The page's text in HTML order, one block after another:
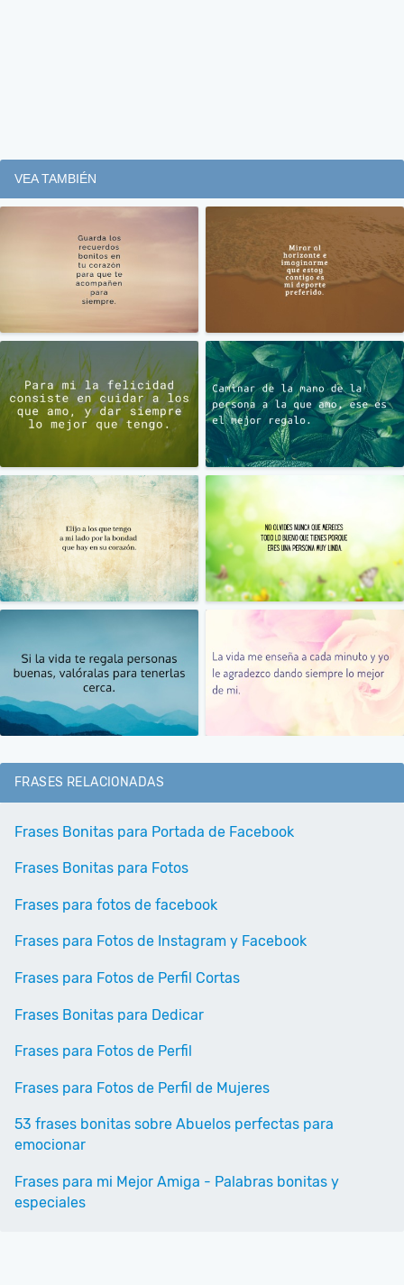
VEA TAMBIÉN
FRASES RELACIONADAS
Frases Bonitas para Portada de Facebook
Frases Bonitas para Fotos
Frases para fotos de facebook
Frases para Fotos de Instagram y Facebook
Frases para Fotos de Perfil Cortas
Frases Bonitas para Dedicar
Frases para Fotos de Perfil
Frases para Fotos de Perfil de Mujeres
53 frases bonitas sobre Abuelos perfectas para
emocionar
Frases para mi Mejor Amiga - Palabras bonitas y
especiales